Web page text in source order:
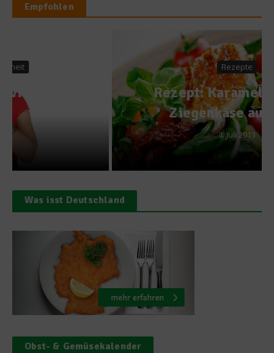
Empfohlen
Rezepte
Rezept: Karamellisierter
Ziegenkäse auf Salat
4. Juli 2013
Was isst Deutschland
Obst- & Gemüsekalender